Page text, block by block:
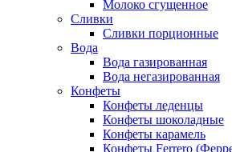
Молоко сгущенное
Сливки
Сливки порционные
Вода
Вода газированная
Вода негазированная
Конфеты
Конфеты леденцы
Конфеты шоколадные
Конфеты карамель
Конфеты Ferrero